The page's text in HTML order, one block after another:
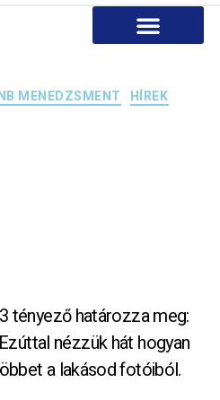
MENEDZSMENT HÍREK
tényező határozza meg:
nézzük hát hogyan
a lakásod fotóiból.